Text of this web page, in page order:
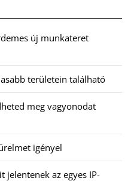
új munkateret
területein található
meg vagyonodat
igényel
az egyes IP-